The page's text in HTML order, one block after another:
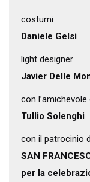
costumi
Daniele Gelsi
light designer
Javier Delle
con
Tullio Solenghi
con il patrocinio
SAN
per la